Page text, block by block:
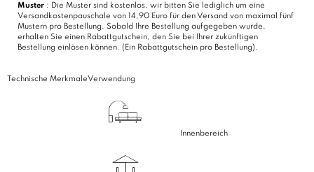
Muster : Die Muster sind kostenlos, wir bitten Sie lediglich um eine
Versandkostenpauschale von 14,90 Euro für den Versand von maximal fünf
Mustern pro Bestellung. Sobald Ihre Bestellung aufgegeben wurde,
erhalten Sie einen Rabattgutschein, den Sie bei Ihrer zukünftigen
Bestellung einlösen können. (Ein Rabattgutschein pro Bestellung).
Technische MerkmaleVerwendung
Innenbereich